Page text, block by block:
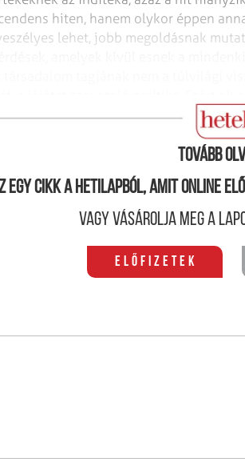
hiten, hanem olykor éppen
lehet, jobb megoldásnak
volt, templomba ment, vagy
Tovább
egy cikk a hetilapból, amit online
Vagy vásárolja meg a
Előfizetek